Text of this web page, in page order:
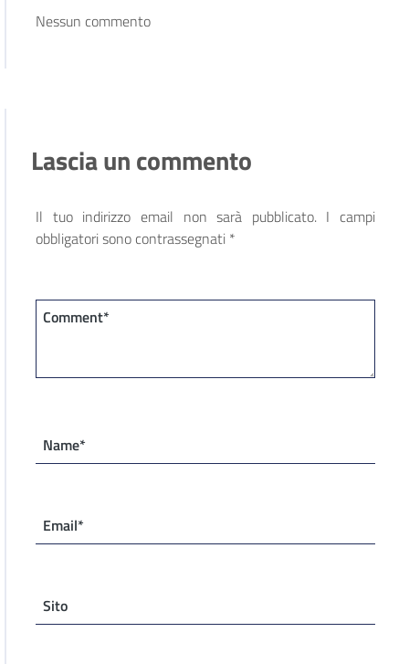
Nessun commento
Lascia un commento
Il tuo indirizzo email non sarà pubblicato. I campi
obbligatori sono contrassegnati *
Comment*
Name*
Email*
Sito